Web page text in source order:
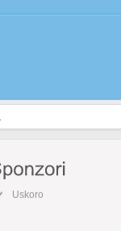
Uskoro